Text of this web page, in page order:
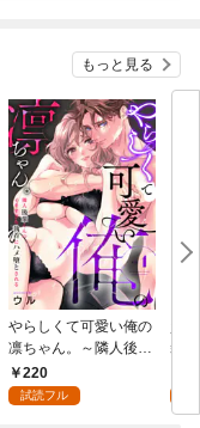
もっと見る
やらしくて可愛い俺の
凛ちゃん。～隣人後輩
くんのイキすぎた執着
にハメ堕とされる～(1)
220
試読フル
装
感
【